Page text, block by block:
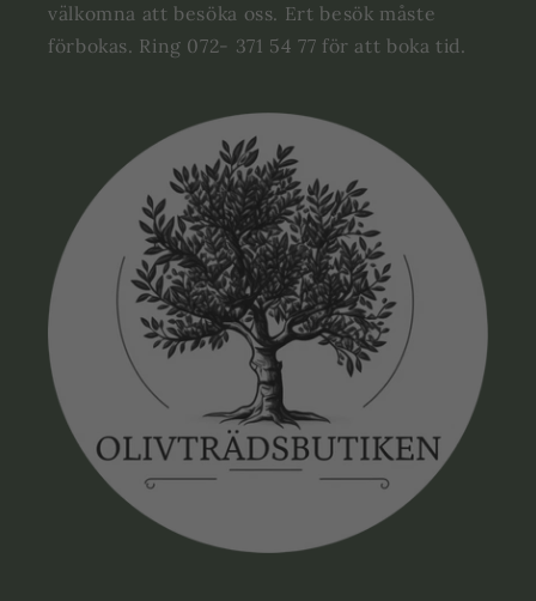
välkomna att besöka oss. Ert besök måste
förbokas. Ring 072- 371 54 77 för att boka tid.